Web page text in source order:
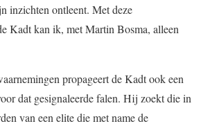
inzichten ontleent. Met deze
Kadt kan ik, met Martin Bosma, alleen
propageert de Kadt ook een
dat gesignaleerde falen. Hij zoekt die in
van een elite die met name de